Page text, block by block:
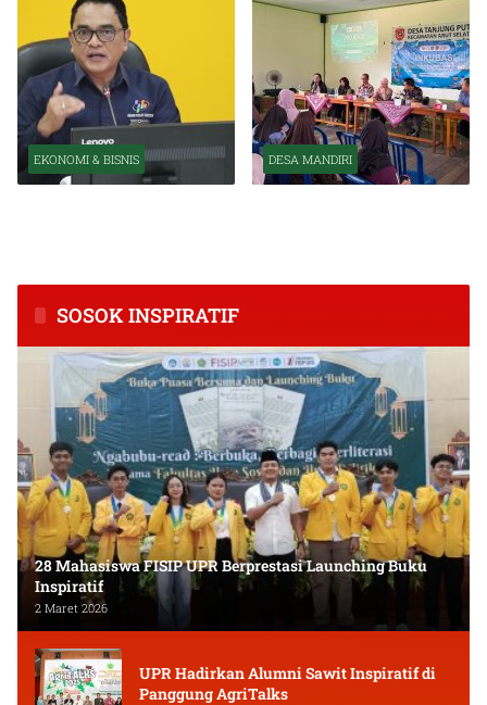
EKONOMI & BISNIS DESA MANDIRI
SOSOK INSPIRATIF
28 Mahasiswa FISIP UPR Berprestasi Launching Buku
Inspiratif
2 Maret 2026
UPR Hadirkan Alumni Sawit Inspiratif di
Panggung AgriTalks